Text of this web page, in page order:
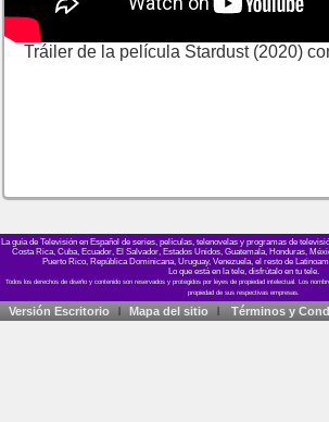
Tráiler de la película Stardust (2020)
La guía de Televisión en Español de series, películas, telenovelas y programas de
Costa Rica, Cuba, Ecuador, El Salvador, Estados Unidos, Guatemala, Honduras,
Puerto Rico, República Dominicana, Uruguay, Venezuela, el resto de
Lo que está en la tele, disfrútalo en tu tele.
Versión Escritorio Mapa del sitio Términos y